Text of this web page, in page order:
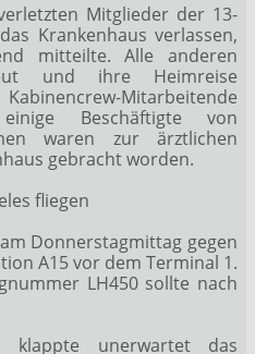
Mitglieder der 13-
Krankenhaus verlassen,
mitteilte. Alle anderen
und ihre Heimreise
Mitarbeitende
Beschäftigte von
waren zur ärztlichen
gebracht worden.
fliegen
Donnerstagmittag gegen
A15 vor dem Terminal 1.
LH450 sollte nach
klappte unerwartet das